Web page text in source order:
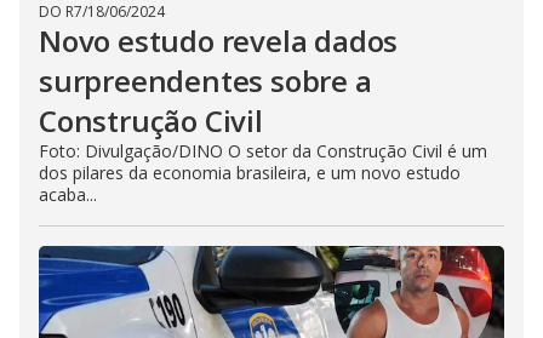
DO R7/18/06/2024
Novo estudo revela dados
surpreendentes sobre a
Construção Civil
Foto: Divulgação/DINO O setor da Construção Civil é um
dos pilares da economia brasileira, e um novo estudo
acaba...